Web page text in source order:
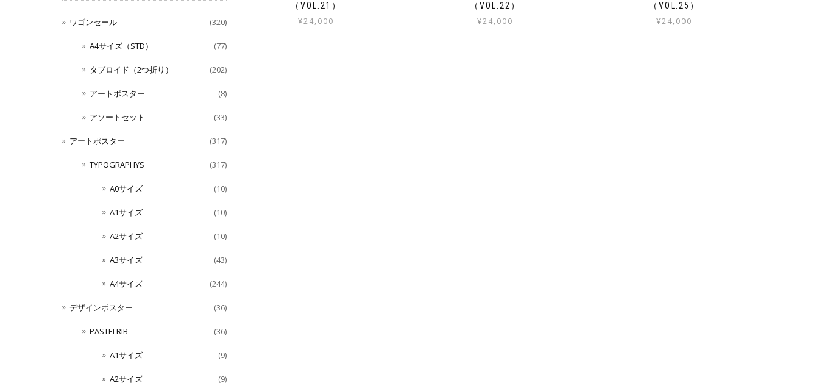
（VOL.21）
¥24,000
（VOL.22）
¥24,000
（VOL.25）
¥24,000
ワゴンセール (320)
A4サイズ（STD） (77)
タブロイド（2つ折り） (202)
アートポスター (8)
アソートセット (33)
アートポスター (317)
TYPOGRAPHYS (317)
A0サイズ (10)
A1サイズ (10)
A2サイズ (10)
A3サイズ (43)
A4サイズ (244)
デザインポスター (36)
PASTELRIB (36)
A1サイズ (9)
A2サイズ (9)